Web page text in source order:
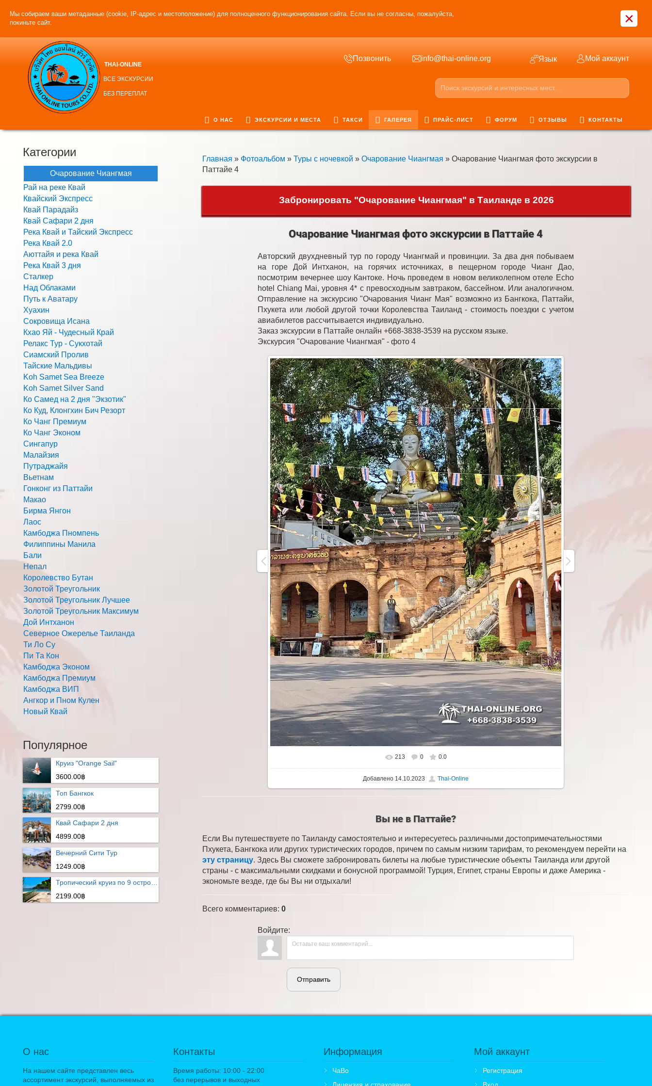
Мы собираем ваши метаданные (cookie, IP-адрес и местоположение) для полноценного функционирования сайта. Если вы не согласны, пожалуйста,
покиньте сайт.
×
THAI-ONLINE
ВСЕ ЭКСКУРСИИ
БЕЗ ПЕРЕПЛАТ
Позвонить info@thai-online.org Язык Мой аккаунт
О НАС ЭКСКУРСИИ И МЕСТА ТАКСИ ГАЛЕРЕЯ ПРАЙС-ЛИСТ ФОРУМ ОТЗЫВЫ КОНТАКТЫ
Главная » Фотоальбом » Туры с ночевкой » Очарование Чиангмая » Очарование Чиангмая фото экскурсии в
Паттайе 4
Забронировать "Очарование Чиангмая" в Таиланде в 2026
Очарование Чиангмая фото экскурсии в Паттайе 4
Авторский двухдневный тур по городу Чиангмай и провинции. За два дня побываем
на горе Дой Интханон, на горячих источниках, в пещерном городе Чианг Дао,
посмотрим вечернее шоу Кантоке. Ночь проведем в новом великолепном отеле Echo
hotel Chiang Mai, уровня 4* с превосходным завтраком, бассейном. Или аналогичном.
Отправление на экскурсию "Очарования Чианг Мая" возможно из Бангкока, Паттайи,
Пхукета или любой другой точки Королевства Таиланд - стоимость поездки с учетом
авиабилетов рассчитывается индивидуально.
Заказ экскурсии в Паттайе онлайн +668-3838-3539 на русском языке.
Экскурсия "Очарование Чиангмая" - фото 4
213 0 0.0
Добавлено 14.10.2023 Thai-Online
Вы не в Паттайе?
Если Вы путешествуете по Таиланду самостоятельно и интересуетесь различными достопримечательностями
Пхукета, Бангкока или других туристических городов, причем по самым низким тарифам, то рекомендуем перейти на
эту страницу. Здесь Вы сможете забронировать билеты на любые туристические объекты Таиланда или другой
страны - с максимальными скидками и бонусной программой! Турция, Египет, страны Европы и даже Америка -
экономьте везде, где бы Вы ни отдыхали!
Всего комментариев: 0
Войдите:
Отправить
Категории
Очарование Чиангмая
Рай на реке Квай
Квайский Экспресс
Квай Парадайз
Квай Сафари 2 дня
Река Квай и Тайский Экспресс
Река Квай 2.0
Аюттайя и река Квай
Река Квай 3 дня
Сталкер
Над Облаками
Путь к Аватару
Хуахин
Сокровища Исана
Кхао Яй - Чудесный Край
Релакс Тур - Сукхотай
Сиамский Пролив
Тайские Мальдивы
Koh Samet Sea Breeze
Koh Samet Silver Sand
Ко Самед на 2 дня "Экзотик"
Ко Куд, Клонгхин Бич Резорт
Ко Чанг Премиум
Ко Чанг Эконом
Сингапур
Малайзия
Путраджайя
Вьетнам
Гонконг из Паттайи
Макао
Бирма Янгон
Лаос
Камбоджа Пномпень
Филиппины Манила
Бали
Непал
Королевство Бутан
Золотой Треугольник
Золотой Треугольник Лучшее
Золотой Треугольник Максимум
Дой Интханон
Северное Ожерелье Таиланда
Ти Ло Су
Пи Та Кон
Камбоджа Эконом
Камбоджа Премиум
Камбоджа ВИП
Ангкор и Пном Кулен
Новый Квай
Популярное
Круиз "Orange Sail"
3600.00฿
Топ Бангкок
2799.00฿
Квай Сафари 2 дня
4899.00฿
Вечерний Сити Тур
1249.00฿
2199.00฿
О нас
На нашем сайте представлен весь
ассортимент экскурсий, выполняемых из
Контакты
Время работы: 10:00 - 22:00
без перерывов и выходных
Информация
ЧаВо
Мой аккаунт
Регистрация